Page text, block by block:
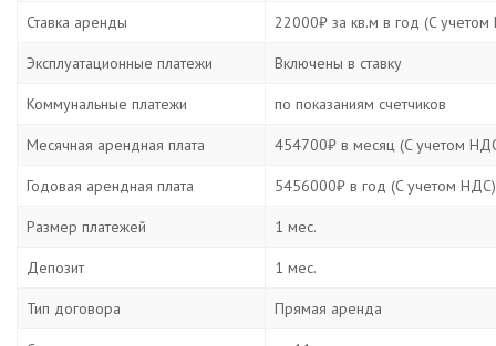
Ставка аренды 22000₽ за кв.м в год (C
Эксплуатационные платежи Включены в ставку
Коммунальные платежи по показаниям счетчиков
Месячная арендная плата 454700₽ в месяц (C учетом
Годовая арендная плата 5456000₽ в год (C учетом НДС)
Размер платежей 1 мес.
Депозит 1 мес.
Тип договора Прямая аренда